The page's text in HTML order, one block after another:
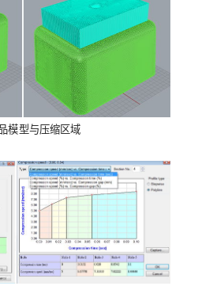
模型与压缩区域